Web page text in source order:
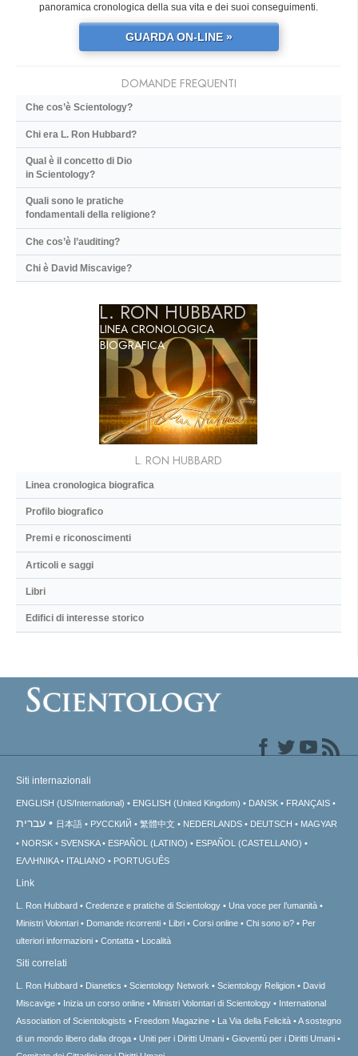
panoramica cronologica della sua vita e dei suoi conseguimenti.
GUARDA ON-LINE »
DOMANDE FREQUENTI
Che cos’è Scientology?
Chi era L. Ron Hubbard?
Qual è il concetto di Dio
in Scientology?
Quali sono le pratiche
fondamentali della religione?
Che cos’è l’auditing?
Chi è David Miscavige?
L. RON HUBBARD
LINEA CRONOLOGICA
BIOGRAFICA
L. RON HUBBARD
Linea cronologica biografica
Profilo biografico
Premi e riconoscimenti
Articoli e saggi
Libri
Edifici di interesse storico
Siti internazionali
ENGLISH (US/International) ENGLISH (United Kingdom) DANSK FRANÇAIS
עברית 日本語 РУССКИЙ 繁體中文 NEDERLANDS DEUTSCH
MAGYAR
NORSK
SVENSKA ESPAÑOL (LATINO)
ESPAÑOL (CASTELLANO)
ΕΛΛΗΝΙΚA
ITALIANO PORTUGUÊS
Link
L. Ron Hubbard Credenze e pratiche di Scientology
Una voce per l’umanità
Ministri Volontari
Domande ricorrenti Libri Corsi online Chi sono io?
Per
ulteriori informazioni
Contatta Località
Siti correlati
L. Ron Hubbard Dianetics Scientology Network Scientology Religion
David
Miscavige
Inizia un corso online Ministri Volontari di Scientology
International
Association of Scientologists
Freedom Magazine La Via della Felicità
A sostegno
di un mondo libero dalla droga
Uniti per i Diritti Umani
Gioventù per i Diritti Umani